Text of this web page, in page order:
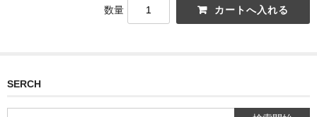
数量
SERCH